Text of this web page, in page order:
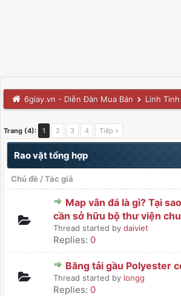
6giay.vn - Diễn Đàn Mua Bán Linh Tinh
Trang (4): 1 2 3 4 Tiếp »
Rao vặt tổng hợp
Chủ đề /Tác giả
Map vân đá là gì? Tại
cần sở hữu bộ thư viện
Thread started by daiviet
Replies: 0
Băng tải gầu Polyester
Thread started by longg
Replies: 0